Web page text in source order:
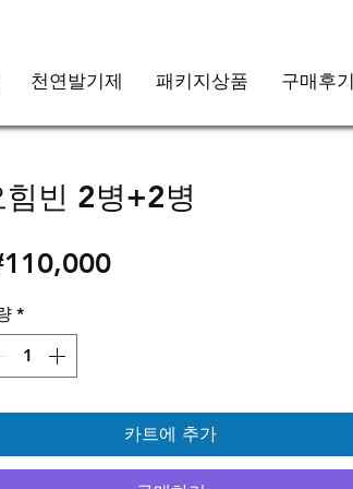
천연발기제 패키지상품 구매후기
힘빈 2병+2병
가격
*
카트에 추가